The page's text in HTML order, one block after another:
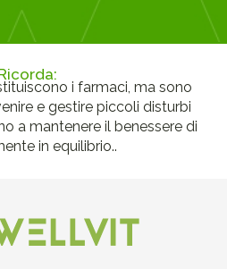
i farmaci, ma sono
e gestire piccoli disturbi
a mantenere il benessere di
in equilibrio..